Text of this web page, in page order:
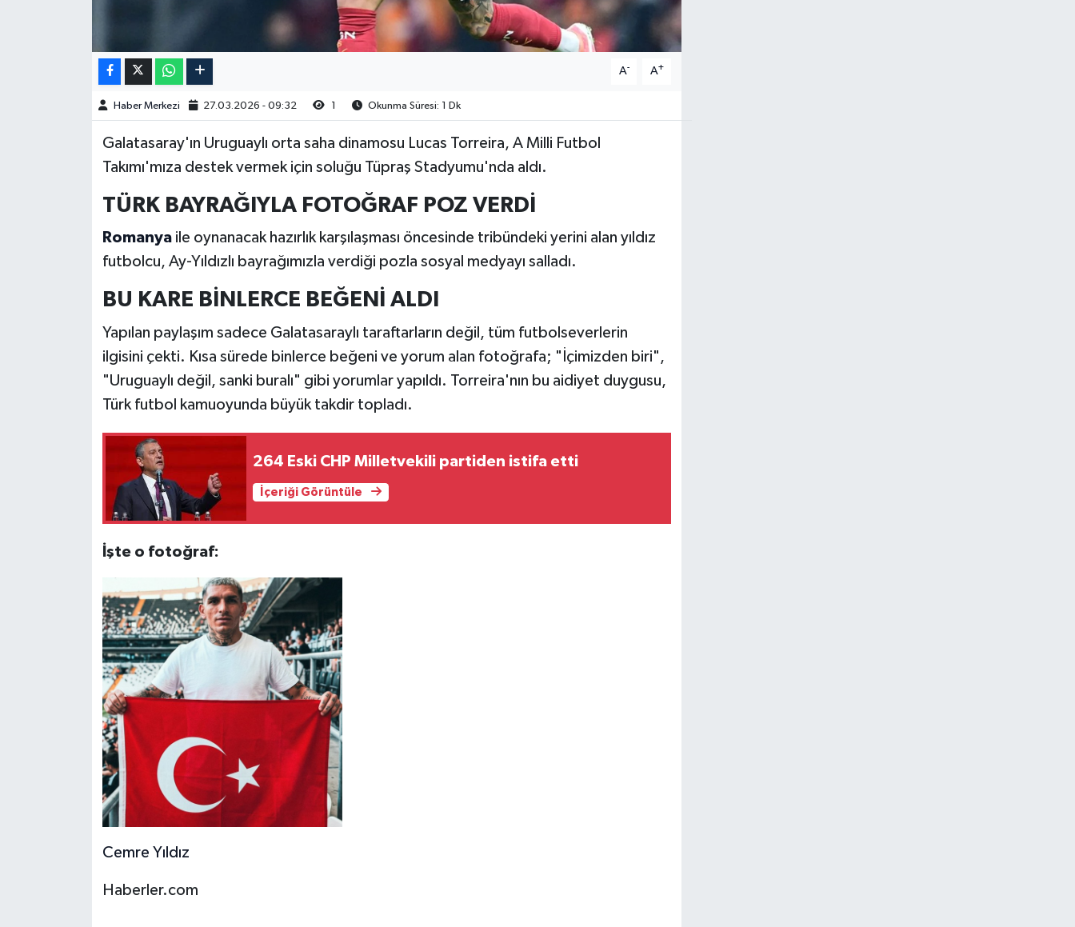
A- A+
Haber Merkezi 27.03.2026 - 09:32 1 Okunma Süresi: 1 Dk
Galatasaray'ın Uruguaylı orta saha dinamosu Lucas Torreira, A Milli Futbol
Takımı'mıza destek vermek için soluğu Tüpraş Stadyumu'nda aldı.
TÜRK BAYRAĞIYLA FOTOĞRAF POZ VERDİ
Romanyaile oynanacak hazırlık karşılaşması öncesinde tribündeki yerini alan yıldız
futbolcu, Ay-Yıldızlı bayrağımızla verdiği pozla sosyal medyayı salladı.
BU KARE BİNLERCE BEĞENİ ALDI
Yapılan paylaşım sadece Galatasaraylı taraftarların değil, tüm futbolseverlerin
ilgisini çekti. Kısa sürede binlerce beğeni ve yorum alan fotoğrafa; "İçimizden biri",
"Uruguaylı değil, sanki buralı" gibi yorumlar yapıldı. Torreira'nın bu aidiyet duygusu,
Türk futbol kamuoyunda büyük takdir topladı.
264 Eski CHP Milletvekili partiden istifa etti
İçeriği Görüntüle
İşte o fotoğraf:
Cemre Yıldız
Haberler.com